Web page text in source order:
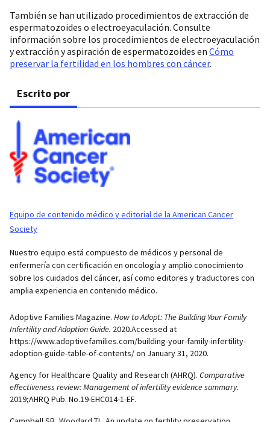
También se han utilizado procedimientos de extracción de
espermatozoides o electroeyaculación. Consulte
información sobre los procedimientos de electroeyaculación
y extracción y aspiración de espermatozoides en Cómo
preservar la fertilidad en los hombres con cáncer.
Escrito por
Equipo de contenido médico y editorial de la American Cancer
Society
Nuestro equipo está compuesto de médicos y personal de
enfermería con certificación en oncología y amplio conocimiento
sobre los cuidados del cáncer, así como editores y traductores con
amplia experiencia en contenido médico.
Adoptive Families Magazine. How to Adopt: The Building Your Family
Infertility and Adoption Guide. 2020.Accessed at
https://www.adoptivefamilies.com/building-your-family-infertility-
adoption-guide-table-of-contents/ on January 31, 2020.
Agency for Healthcare Quality and Research (AHRQ). Comparative
effectiveness review: Management of infertility evidence summary.
2019;AHRQ Pub. No.19-EHC014-1-EF.